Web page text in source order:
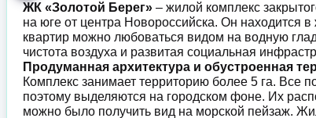
ЖК «Золотой Берег» – жилой комплекс
на юге от центра Новороссийска. Он находится
квартир можно любоваться видом на водную
чистота воздуха и развитая социальная
Продуманная архитектура и обустроенная
Комплекс занимает территорию более 5 га. Все
поэтому выделяются на городском фоне. Их
можно было получить вид на морской пейзаж.